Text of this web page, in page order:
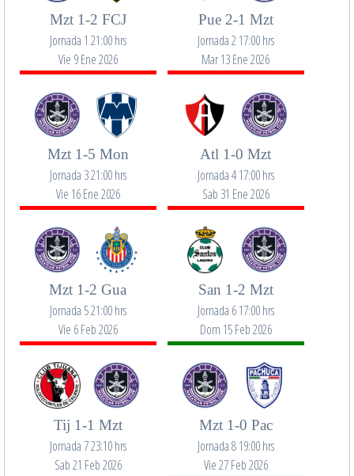
Mzt 1-2 FCJ
Jornada 1 21:00 hrs
Vie 9 Ene 2026
Pue 2-1 Mzt
Jornada 2 17:00 hrs
Mar 13 Ene 2026
Mzt 1-5 Mon
Jornada 3 21:00 hrs
Vie 16 Ene 2026
Atl 1-0 Mzt
Jornada 4 17:00 hrs
Sab 31 Ene 2026
Mzt 1-2 Gua
Jornada 5 21:00 hrs
Vie 6 Feb 2026
San 1-2 Mzt
Jornada 6 17:00 hrs
Dom 15 Feb 2026
Tij 1-1 Mzt
Jornada 7 23:10 hrs
Sab 21 Feb 2026
Mzt 1-0 Pac
Jornada 8 19:00 hrs
Vie 27 Feb 2026